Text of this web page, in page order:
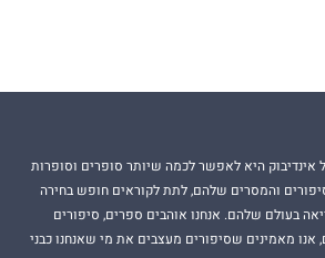
היא לאפשר לכמה שיותר סופרים וסופרות
והמסרים שלהם, לתת לקוראים חופש בחירה
בעולם שלהם. אנחנו אוהבים ספרים, סיפורים
אנו מאמינים שסיפורים מעצבים את מי שאנחנו כבני